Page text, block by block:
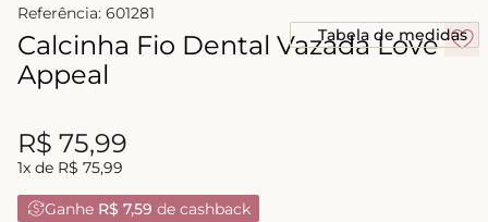
Referência: 601281
Calcinha Fio Dental Vazada Love
Appeal
R$ 75,99
1x de R$ 75,99
Ganhe R$ 7,59 de cashback
Tabela de medidas
sutiã
calcinha alta
anatomic
biquini